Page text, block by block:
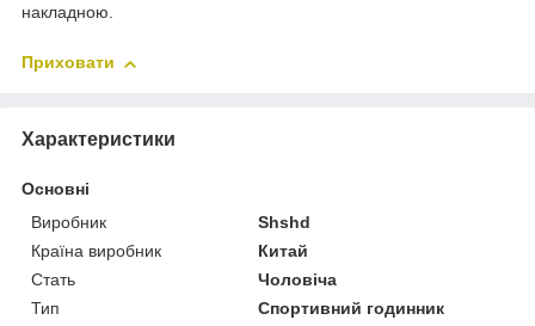
накладною.
Приховати
Характеристики
Основні
Виробник
Shshd
Країна виробник
Китай
Стать
Чоловіча
Тип
Спортивний годинник